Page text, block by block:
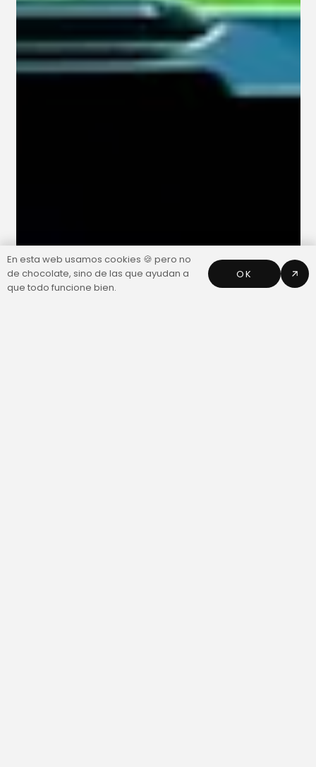
En esta web usamos cookies 🍪 pero no
de chocolate, sino de las que ayudan a
que todo funcione bien.
OK